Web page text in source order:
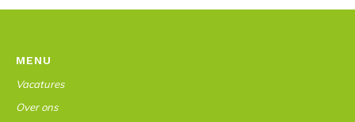
MENU
Vacatures
Over ons